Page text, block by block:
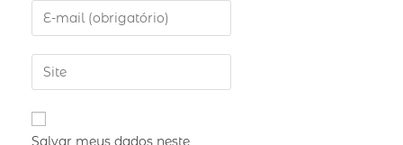
Salvar meus dados neste